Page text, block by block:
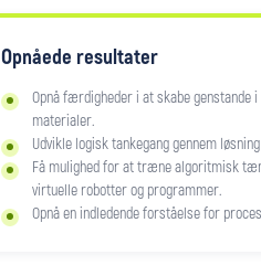
Opnåede resultater
Opnå færdigheder i at skabe genstande
materialer.
Udvikle logisk tankegang gennem
Få mulighed for at træne algoritmisk
virtuelle robotter og programmer.
Opnå en indledende forståelse for